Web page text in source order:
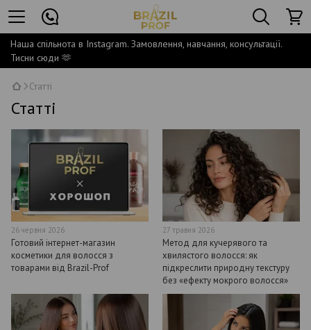
Наша спільнота в Instagram. Замовлення, навчання, консультації.
Тисни сюди 🫶
Статті
Статті
26 червня 2026
Готовий інтернет-магазин
косметики для волосся з
товарами від Brazil-Prof
27 травня 2026
Метод для кучерявого та
хвилястого волосся: як
підкреслити природну текстуру
без «ефекту мокрого волосся»